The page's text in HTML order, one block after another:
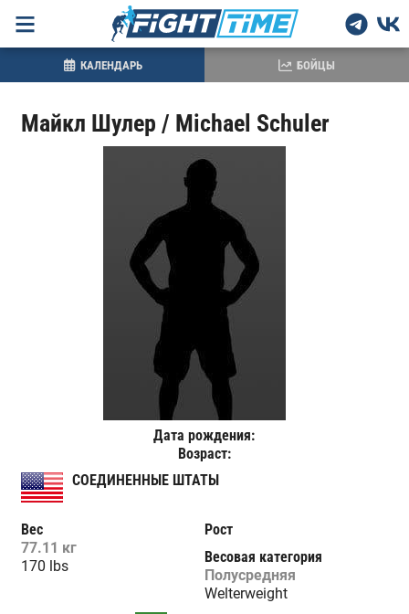
Майкл Шулер / Michael Schuler
Дата рождения:
Возраст:
СОЕДИНЕННЫЕ ШТАТЫ
Вес
77.11 кг
170 lbs
Рост
Весовая категория
Полусредняя
Welterweight
КАЛЕНДАРЬ БОЙЦЫ